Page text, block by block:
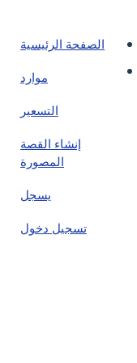
الصفحة الرئيسية
موارد
التسعير
إنشاء القصة
المصورة
يسجل
تسجيل دخول